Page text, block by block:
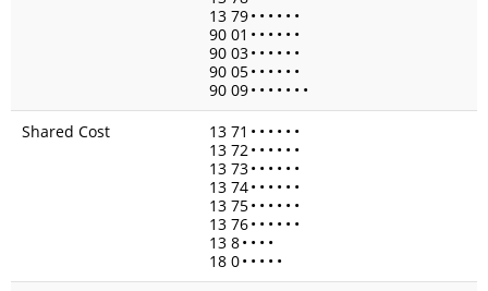
13 79• • • • • •
90 01 • • • • • •
90 03• • • • • •
90 05• • • • • •
90 09• • • • • • •
Shared Cost
13 71 • • • • • •
13 72• • • • • •
13 73• • • • • •
13 74• • • • • •
13 75• • • • • •
13 76• • • • • •
13 8• • • •
18 0• • • • •